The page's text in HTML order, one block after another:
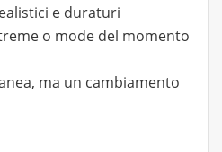
e duraturi
o mode del momento
ma un cambiamento